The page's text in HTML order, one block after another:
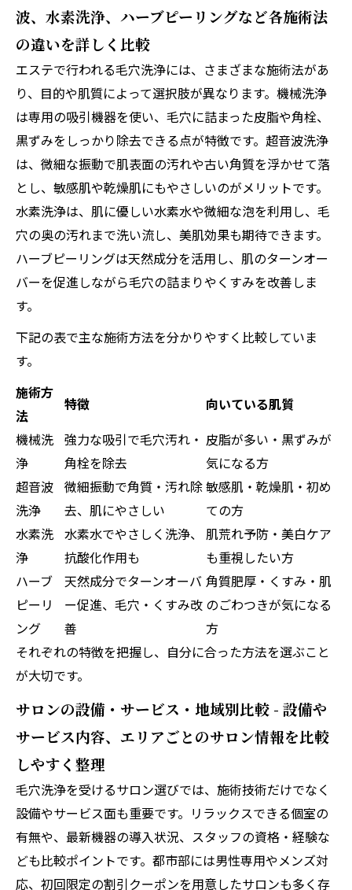
波、水素洗浄、ハーブピーリングなど各施術法
の違いを詳しく比較
エステで行われる毛穴洗浄には、さまざまな施術法があ
り、目的や肌質によって選択肢が異なります。機械洗浄
は専用の吸引機器を使い、毛穴に詰まった皮脂や角栓、
黒ずみをしっかり除去できる点が特徴です。超音波洗浄
は、微細な振動で肌表面の汚れや古い角質を浮かせて落
とし、敏感肌や乾燥肌にもやさしいのがメリットです。
水素洗浄は、肌に優しい水素水や微細な泡を利用し、毛
穴の奥の汚れまで洗い流し、美肌効果も期待できます。
ハーブピーリングは天然成分を活用し、肌のターンオー
バーを促進しながら毛穴の詰まりやくすみを改善しま
す。
下記の表で主な施術方法を分かりやすく比較していま
す。
施術方
法
特徴
向いている肌質
機械洗
浄
強力な吸引で毛穴汚れ・
角栓を除去
皮脂が多い・黒ずみが
気になる方
超音波
洗浄
微細振動で角質・汚れ除
去、肌にやさしい
敏感肌・乾燥肌・初め
ての方
水素洗
浄
水素水でやさしく洗浄、
抗酸化作用も
肌荒れ予防・美白ケア
も重視したい方
ハーブ
ピーリ
ング
天然成分でターンオーバ
ー促進、毛穴・くすみ改
善
角質肥厚・くすみ・肌
のごわつきが気になる
方
それぞれの特徴を把握し、自分に合った方法を選ぶこと
が大切です。
サロンの設備・サービス・地域別比較 - 設備や
サービス内容、エリアごとのサロン情報を比較
しやすく整理
毛穴洗浄を受けるサロン選びでは、施術技術だけでなく
設備やサービス面も重要です。リラックスできる個室の
有無や、最新機器の導入状況、スタッフの資格・経験な
ども比較ポイントです。都市部には男性専用やメンズ対
応、初回限定の割引クーポンを用意したサロンも多く存